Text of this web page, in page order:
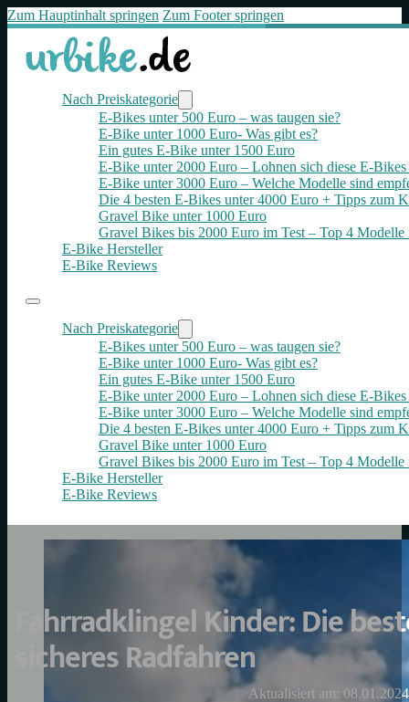
Zum Hauptinhalt springen Zum Footer springen
Nach Preiskategorie
E-Bikes unter 500 Euro – was taugen sie?
E-Bike unter 1000 Euro- Was gibt es?
Ein gutes E-Bike unter 1500 Euro
E-Bike unter 2000 Euro – Lohnen sich diese E-
E-Bike unter 3000 Euro – Welche Modelle sind
Die 4 besten E‑Bikes unter 4000 Euro + Tipps zum
Gravel Bike unter 1000 Euro
Gravel Bikes bis 2000 Euro im Test – Top 4 Modelle
E-Bike Hersteller
E-Bike Reviews
Nach Preiskategorie
E-Bikes unter 500 Euro – was taugen sie?
E-Bike unter 1000 Euro- Was gibt es?
Ein gutes E-Bike unter 1500 Euro
E-Bike unter 2000 Euro – Lohnen sich diese E-
E-Bike unter 3000 Euro – Welche Modelle sind
Die 4 besten E‑Bikes unter 4000 Euro + Tipps zum
Gravel Bike unter 1000 Euro
Gravel Bikes bis 2000 Euro im Test – Top 4 Modelle
E-Bike Hersteller
E-Bike Reviews
Fahrradklingel Kinder: Die
sicheres Radfahren
Aktualisiert am: 08.01.2024